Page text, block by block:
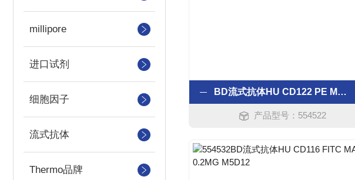
millipore
进口试剂
细胞因子
流式抗体
Thermo品牌
BD流式抗体HU CD122 PE MAB 0.2MG MIK-BTA2
产品型号：554522